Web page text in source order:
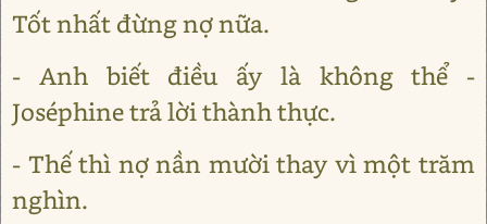
Tốt nhất đừng nợ nữa.
- Anh biết điều ấy là không thể -
Joséphine trả lời thành thực.
- Thế thì nợ nần mười thay vì một trăm
nghìn.